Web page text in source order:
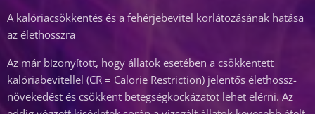
A kalóriacsökkentés és a fehérjebevitel korlátozásának hatása
az élethosszra
Az már bizonyított, hogy állatok esetében a csökkentett
kalóriabevitellel (CR = Calorie Restriction) jelentős élethossz-
növekedést és csökkent betegségkockázatot lehet elérni. Az